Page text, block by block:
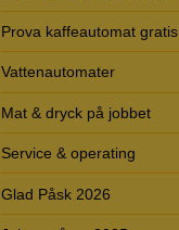
Prova kaffeautomat gratis
Vattenautomater
Mat & dryck på jobbet
Service & operating
Glad Påsk 2026